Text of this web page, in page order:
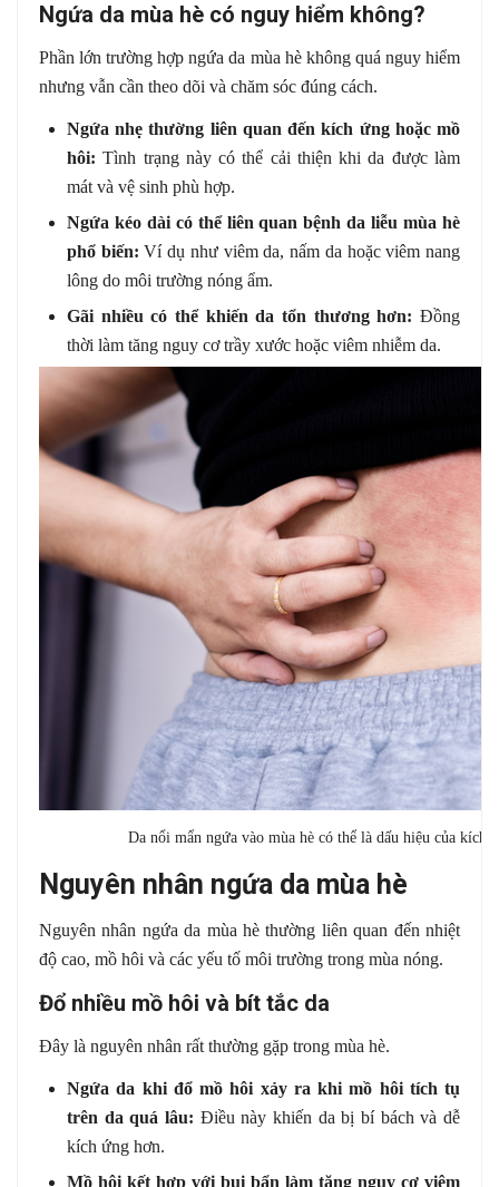
Ngứa da mùa hè có nguy hiểm không?
Phần lớn trường hợp ngứa da mùa hè không quá nguy hiểm
nhưng vẫn cần theo dõi và chăm sóc đúng cách.
Ngứa nhẹ thường liên quan đến kích ứng hoặc mồ
hôi: Tình trạng này có thể cải thiện khi da được làm
mát và vệ sinh phù hợp.
Ngứa kéo dài có thể liên quan bệnh da liễu mùa hè
phổ biến: Ví dụ như viêm da, nấm da hoặc viêm nang
lông do môi trường nóng ẩm.
Gãi nhiều có thể khiến da tổn thương hơn: Đồng
thời làm tăng nguy cơ trầy xước hoặc viêm nhiễm da.
Da nổi mẩn ngứa vào mùa hè có thể là dấu hiệu của kích
Nguyên nhân ngứa da mùa hè
Nguyên nhân ngứa da mùa hè thường liên quan đến nhiệt
độ cao, mồ hôi và các yếu tố môi trường trong mùa nóng.
Đổ nhiều mồ hôi và bít tắc da
Đây là nguyên nhân rất thường gặp trong mùa hè.
Ngứa da khi đổ mồ hôi xảy ra khi mồ hôi tích tụ
trên da quá lâu: Điều này khiến da bị bí bách và dễ
kích ứng hơn.
Mồ hôi kết hợp với bụi bẩn làm tăng nguy cơ viêm